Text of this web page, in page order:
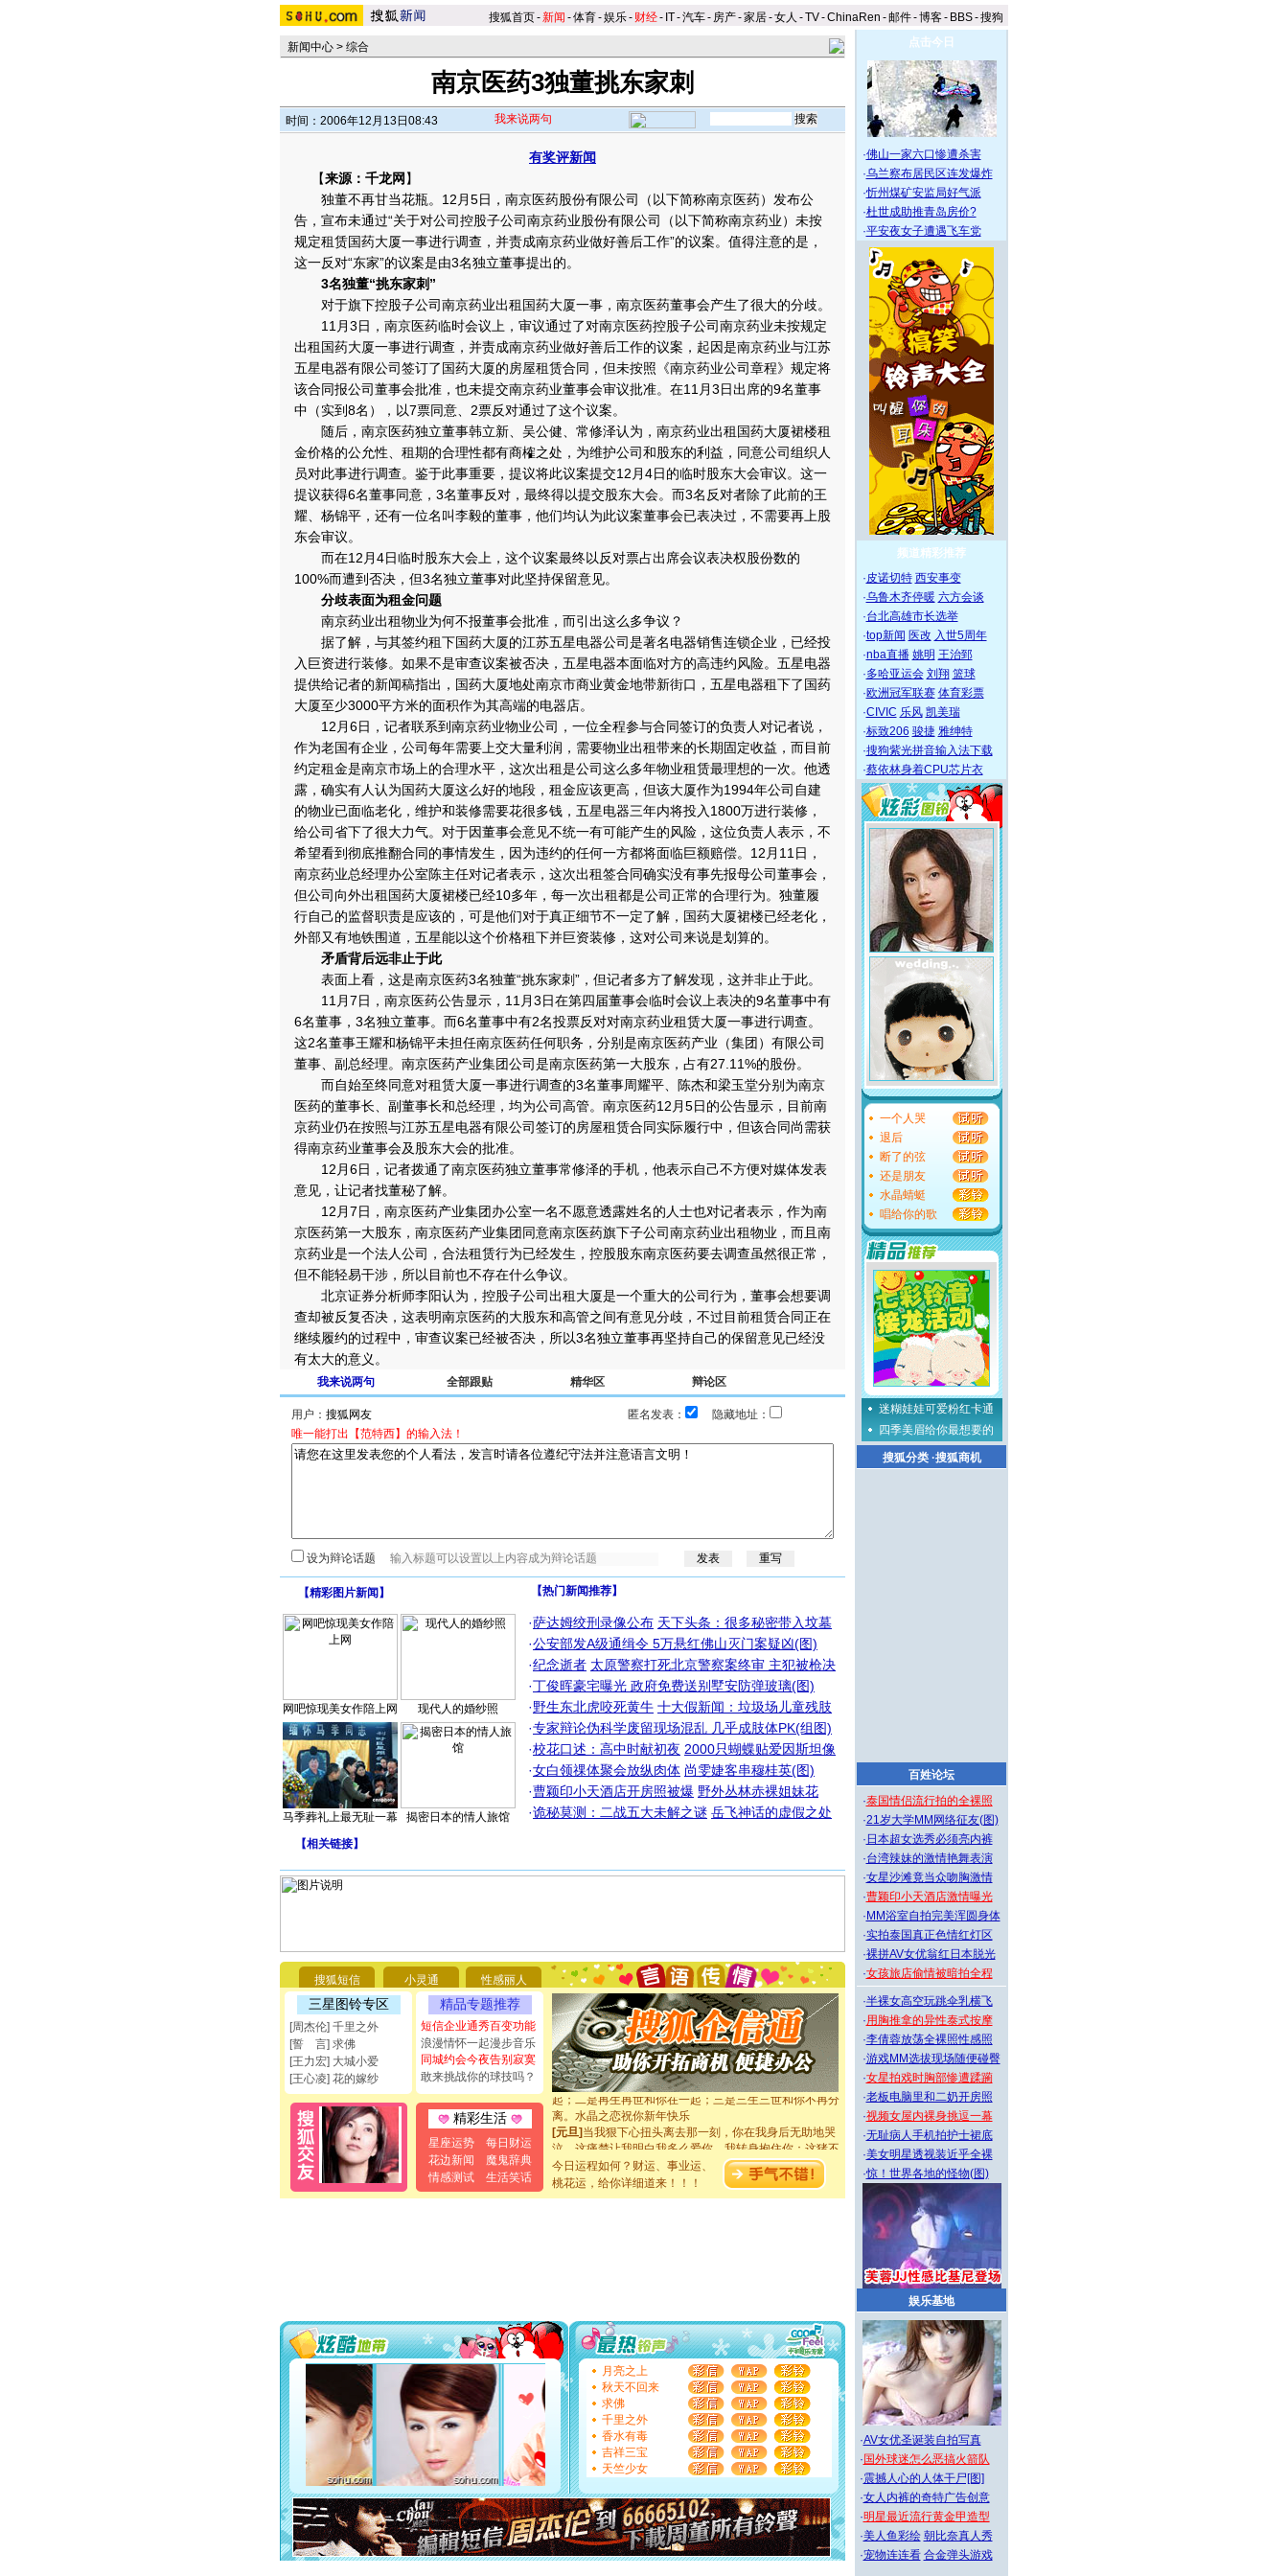
搜狐首页-新闻 -体育-娱乐- 财经- IT-汽车- 房产-家居-女人 -TV-ChinaRen -邮件-博客- BBS-搜狗
新闻中心 > 综合
南京医药3独董挑东家刺
时间：2006年12月13日08:43 我来说两句
有奖评新闻
【来源：千龙网 】
独董不再甘当花瓶。12月5日，南京医药股份有限公司（以下简称南京医药）发布公
告，宣布未通过“关于对公司控股子公司南京药业股份有限公司（以下简称南京药业）未按
规定租赁国药大厦一事进行调查，并责成南京药业做好善后工作”的议案。 值得注意的是，
这一反对“东家”的议案是由3名独立董事提出的。
3名独董“挑东家刺”
对于旗下控股子公司南京药业出租国药大厦一事，南京医药董事会产生了很大的分歧。
11月3日，南京医药临时会议上，审议通过了对南京医药控股子公司南京药业未按规定
出租国药大厦一事进行调查，并责成南京药业做好善后工作的议案，起因是南京药业与江苏
五星电器有限公司签订了国药大厦的房屋租赁合同，但未按照《南京药业公司章程》规定将
该合同报公司董事会批准，也未提交南京药业董事会审议批准。在11月3日出席的9名董事
中（实到8名），以7票同意、2票反对通过了这个议案。
随后，南京医药独立董事韩立新、吴公健、常修泽认为，南京药业出租国药大厦裙楼租
金价格的公允性、租期的合理性都有商榷之处，为维护公司和股东的利益，同意公司组织人
员对此事进行调查。鉴于此事重要，提议将此议案提交12月4日的临时股东大会审议。这一
提议获得6名董事同意，3名董事反对，最终得以提交股东大会。而3名反对者除了此前的王
耀、杨锦平，还有一位名叫李毅的董事，他们均认为此议案董事会已表决过，不需要再上股
东会审议。
而在12月4日临时股东大会上，这个议案最终以反对票占出席会议表决权股份数的
100%而遭到否决，但3名独立董事对此坚持保留意见。
分歧表面为租金问题
南京药业出租物业为何不报董事会批准，而引出这么多争议？
据了解，与其签约租下国药大厦的江苏五星电器公司是著名电器销售连锁企业，已经投
入巨资进行装修。如果不是审查议案被否决，五星电器本面临对方的高违约风险。五星电器
提供给记者的新闻稿指出，国药大厦地处南京市商业黄金地带新街口，五星电器租下了国药
大厦至少3000平方米的面积作为其高端的电器店。
12月6日，记者联系到南京药业物业公司，一位全程参与合同签订的负责人对记者说，
作为老国有企业，公司每年需要上交大量利润，需要物业出租带来的长期固定收益，而目前
约定租金是南京市场上的合理水平，这次出租是公司这么多年物业租赁最理想的一次。他透
露，确实有人认为国药大厦这么好的地段，租金应该更高，但该大厦作为1994年公司自建
的物业已面临老化，维护和装修需要花很多钱，五星电器三年内将投入1800万进行装修，
给公司省下了很大力气。对于因董事会意见不统一有可能产生的风险，这位负责人表示，不
希望看到彻底推翻合同的事情发生，因为违约的任何一方都将面临巨额赔偿。12月11日，
南京药业总经理办公室陈主任对记者表示，这次出租签合同确实没有事先报母公司董事会，
但公司向外出租国药大厦裙楼已经10多年，每一次出租都是公司正常的合理行为。独董履
行自己的监督职责是应该的，可是他们对于真正细节不一定了解，国药大厦裙楼已经老化，
外部又有地铁围道，五星能以这个价格租下并巨资装修，这对公司来说是划算的。
矛盾背后远非止于此
表面上看，这是南京医药3名独董“挑东家刺”，但记者多方了解发现，这并非止于此。
11月7日，南京医药公告显示，11月3日在第四届董事会临时会议上表决的9名董事中有
6名董事，3名独立董事。而6名董事中有2名投票反对对南京药业租赁大厦一事进行调查。
这2名董事王耀和杨锦平未担任南京医药任何职务，分别是南京医药产业（集团）有限公司
董事、副总经理。南京医药产业集团公司是南京医药第一大股东，占有27.11%的股份。
而自始至终同意对租赁大厦一事进行调查的3名董事周耀平、陈杰和梁玉堂分别为南京
医药的董事长、副董事长和总经理，均为公司高管。南京医药12月5日的公告显示，目前南
京药业仍在按照与江苏五星电器有限公司签订的房屋租赁合同实际履行中，但该合同尚需获
得南京药业董事会及股东大会的批准。
12月6日，记者拨通了南京医药独立董事常修泽的手机，他表示自己不方便对媒体发表
意见，让记者找董秘了解。
12月7日，南京医药产业集团办公室一名不愿意透露姓名的人士也对记者表示，作为南
京医药第一大股东，南京医药产业集团同意南京医药旗下子公司南京药业出租物业，而且南
京药业是一个法人公司，合法租赁行为已经发生，控股股东南京医药要去调查虽然很正常，
但不能轻易干涉，所以目前也不存在什么争议。
北京证券分析师李阳认为，控股子公司出租大厦是一个重大的公司行为，董事会想要调
查却被反复否决，这表明南京医药的大股东和高管之间有意见分歧，不过目前租赁合同正在
继续履约的过程中，审查议案已经被否决，所以3名独立董事再坚持自己的保留意见已经没
有太大的意义。
我来说两句 全部跟贴 精华区 辩论区
用户： 匿名发表：
隐藏地址：
唯一能打出【范特西】的输入法！
设为辩论话题
【精彩图片新闻 】
网吧惊现美女作陪上网 现代人的婚纱照
马季葬礼上最无耻一幕 揭密日本的情人旅馆
【热门新闻推荐】
·萨达姆绞刑录像公布 天下头条：很多秘密带入坟墓
·公安部发A级通缉令 5万悬红佛山灭门案疑凶(图)
·纪念逝者 太原警察打死北京警察案终审 主犯被枪决
·丁俊晖豪宅曝光 政府免费送别墅安防弹玻璃(图)
·野生东北虎咬死黄牛 十大假新闻：垃圾场儿童残肢
·专家辩论伪科学废留现场混乱 几乎成肢体PK(组图)
·校花口述：高中时献初夜 2000只蝴蝶贴爱因斯坦像
·女白领祼体聚会放纵肉体 尚雯婕客串穆桂英(图)
·曹颖印小天酒店开房照被爆 野外丛林赤裸姐妹花
·诡秘莫测：二战五大未解之谜 岳飞神话的虚假之处
【相关链接】
搜狐短信 小灵通 性感丽人
三星图铃专区
[周杰伦] 千里之外
[誓 言] 求佛
[王力宏] 大城小爱
[王心凌] 花的嫁纱
精品专题推荐
短信企业通秀百变功能
浪漫情怀一起漫步音乐
同城约会今夜告别寂寞
敢来挑战你的球技吗？
精彩生活
星座运势
每日财运
花边新闻
魔鬼辞典
情感测试
生活笑话
能正大光明地骚扰你,告诉你,圣诞要快乐!新年要快乐!天天
都要快乐噢!
[圣诞节]奉上一颗祝福的心,在这个特别的日子里,愿幸福,
如意,快乐,鲜花,一切美好的祝愿与你同在.圣诞快乐!
[元旦]看到你我会触电；看不到你我要充电；没有你我会
断电。爱你是我职业，想你是我事业，抱你是我特长，吻
你是我专业！水晶之恋祝你新年快乐
[元旦]如果上天让我许三个愿望，一是今生今世和你在一
起；二是再生再世和你在一起；三是三生三世和你不再分
离。水晶之恋祝你新年快乐
[元旦]当我狠下心扭头离去那一刻，你在我身后无助地哭
泣，这痛楚让我明白我多么爱你。我转身抱住你：这猪不
[春节]风柔雨润好月圆，半岛铁盒伴身边，每日尽显开心
颜！冬去春来似水如烟，劳碌人生需尽欢！听一曲轻歌，
[圣诞节]不只这样的日子才会想起你,而是这样的日子才
能正大光明地骚扰你,告诉你,圣诞要快乐!新年要快乐!天天
都要快乐噢!
[圣诞节]奉上一颗祝福的心,在这个特别的日子里,愿幸福,
如意,快乐,鲜花,一切美好的祝愿与你同在.圣诞快乐!
[元旦]
看到你我会触电；看不到你我要充电；没有你我会
断电。爱你是我职业，想你是我事业，抱你是我特长，吻
你是我专业！水晶之恋祝你新年快乐
[元旦]
如果上天让我许三个愿望，一是今生今世和你在一
起；二是再生再世和你在一起；三是三生三世和你不再分
离。水晶之恋祝你新年快乐
[元旦]当我狠下心扭头离去那一刻，你在我身后无助地哭
泣，这痛楚让我明白我多么爱你。我转身抱住你：这猪不
卖了。水晶之恋祝你新年快乐。
[春节]风柔雨润好月圆，半岛铁盒伴身边，每日尽显开心
颜！冬去春来似水如烟，劳碌人生需尽欢！听一曲轻歌，
今日运程如何？财运、事业运、
桃花运，给你详细道来！！！
月亮之上
秋天不回来
求佛
千里之外
香水有毒
吉祥三宝
天竺少女
点击今日
·佛山一家六口惨遭杀害
·乌兰察布居民区连发爆炸
·忻州煤矿安监局好气派
·杜世成助推青岛房价?
·平安夜女子遭遇飞车党
频道精彩推荐
·皮诺切特 西安事变
·乌鲁木齐停暖 六方会谈
·台北高雄市长选举
·top新闻 医改 入世5周年
·nba直播 姚明 王治郅
·多哈亚运会 刘翔 篮球
·欧洲冠军联赛 体育彩票
·CIVIC 乐风 凯美瑞
·标致206 骏捷 雅绅特
·搜狗紫光拼音输入法下载
·蔡依林身着CPU芯片衣
一个人哭
退后
断了的弦
还是朋友
水晶蜻蜓
唱给你的歌
迷糊娃娃可爱粉红卡通
四季美眉给你最想要的
搜狐分类·搜狐商机
百姓论坛
·泰国情侣流行拍的全裸照
·21岁大学MM网络征友(图)
· 日本超女选秀必须亮内裤
·台湾辣妹的激情艳舞表演
·女星沙滩竟当众吻胸激情
·曹颖印小天酒店激情曝光
· MM浴室自拍完美浑圆身体
·实拍泰国真正色情红灯区
·裸拼AV女优翁红日本脱光
·女孩旅店偷情被暗拍全程
·半裸女高空玩跳伞乳横飞
·用胸推拿的异性泰式按摩
·李倩蓉放荡全裸照性感照
·游戏MM选拔现场随便碰臀
·女星拍戏时胸部惨遭蹂躏
·老板电脑里和二奶开房照
·视频女屋内裸身挑逗一幕
·无耻病人手机拍护士裙底
·美女明星透视装近乎全裸
·惊！世界各地的怪物(图)
娱乐基地
·AV女优圣诞装自拍写真
· 国外球迷怎么恶搞火箭队
·震撼人心的人体干尸[图]
·女人内裤的奇特广告创意
·明星最近流行黄金甲造型
·美人鱼彩绘 朝比奈真人秀
·宠物连连看 合金弹头游戏